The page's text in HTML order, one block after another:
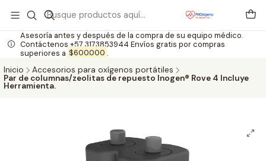
Asesoría antes y después de la compra de su equipo médico.
Contáctenos +57 3173853944 Envíos gratis por compras
superiores a $600.000 .
Inicio
Accesorios para oxígenos portátiles
Par de columnas/zeolitas de repuesto Inogen® Rove 4 Incluye
Herramienta.